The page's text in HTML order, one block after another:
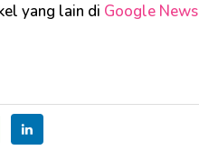
yang lain di Google News